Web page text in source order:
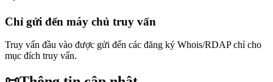
Chỉ gửi đến máy chủ truy vấn
Truy vấn đầu vào được gửi đến các đăng ký Whois/RDAP chỉ cho
mục đích truy vấn.